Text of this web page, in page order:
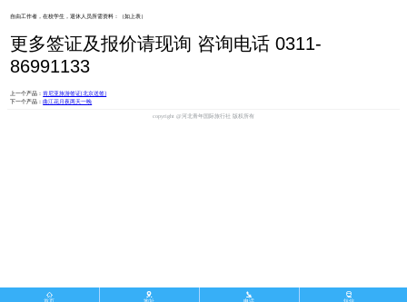
自由工作者，在校学生，退休人员所需资料：（如上表）
更多签证及报价请现询 咨询电话 0311-
86991133
上一个产品：肯尼亚旅游签证[北京送签]
下一个产品：曲江花月夜两天一晚
copyright @河北青年国际旅行社 版权所有



